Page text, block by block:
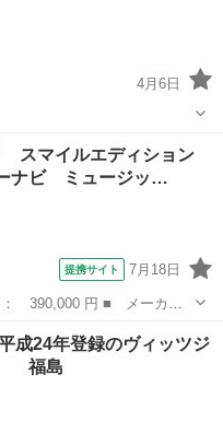
4月6日
応
自営業の方 ２、パー
己破産等をされた...
スマイルエディション
ナビ ミュージッ…
提携サイト 7月18日
レード名： Ｆ スマイ
ミュージックプレイヤー
成24年登録のヴィッツジ
島